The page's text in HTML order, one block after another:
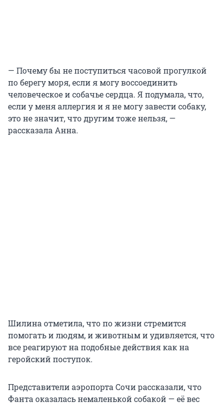
— Почему бы не поступиться часовой прогулкой
по берегу моря, если я могу воссоединить
человеческое и собачье сердца. Я подумала, что,
если у меня аллергия и я не могу завести собаку,
это не значит, что другим тоже нельзя, —
рассказала Анна.
Шилина отметила, что по жизни стремится
помогать и людям, и животным и удивляется, что
все реагируют на подобные действия как на
геройский поступок.
Представители аэропорта Сочи рассказали, что
Фанта оказалась немаленькой собакой — её вес